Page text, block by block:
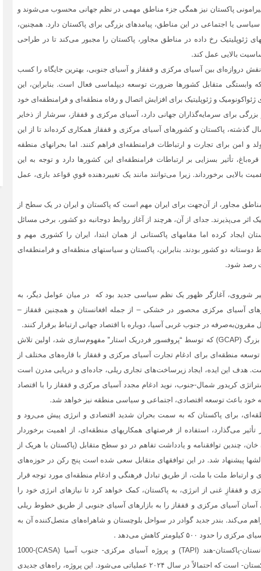
پاکستان نیز همگی جزء مناطق مهمی در نظم جهانی محسوب می‌‏شوند و
یا اجتماعی در این مناطق، پیامدهای بزرگی برای پاکستان دارد. همچنین،
ژئوپلیتیک رخ داده در مناطق مجاور، پاکستان را مجبور می‏‌کند تا در طراحی
بالایی عمل کند.
نقش دروازه‌ای بین آسیای مرکزی و قفقاز و آسیای جنوبی، بهترین جایگاه را کسب
وابستگی متقابل کشورها ضرورت توسعه دیپلماسی فعال است. بنابراین، این
ژئواکونومیک و ژئوپلیتیک برای افزایش اتصال و رفاه منطقه‌ای و فرامنطقه‏‌ای خود
برای سرمایه‌گذاران جهانی دارد، آسیای مرکزی و قفقاز، سرشار از ذخایر
گذشته، پاکستان و کشورهای آسیای مرکزی و قفقاز همکاری کرده‌اند تا از این
و امن برای تجارت و ارتباطات فرامنطقه‌ای فراهم کنند. اما بحران‏های منطقه
تأثیر بسزایی بر ارتباطات فرامنطقه‌ای این کشورها دارد و توجه به این
بالایی برخورداند. زیرا می‌‏توانند مانند یک تغییردهنده قویِ قواعد بازی، عمل
مجاور، از آن‌جهت برای ایران مهم است که پاکستان و ایران در یک سطح از
اثر می‏‌پذیرند. جدای از آن، هرچند از آغاز روابط دوجانبه دو کشور، برخی مسائل
ایجاد کرده اما مقامهای پاکستانی از همان ابتدا، ایران را کشوری مهم و
دوستانه دو کشور بودند. بنابراین، پاکستان و سیاست‏های منطقه‌ای و فرامنطقه‌ای
رصد شود.
شوروی، آغازگر ظهور یک نظم سیاسی جدید بود که در میان عوامل دیگر، به
آسیای مرکزی محصور در خشکی – از جمله افغانستان و همچنین قفقاز –
در جنوب غربی آسیا، دوباره با اقتصاد جهانی ارتباط برقرار کنند.
بنابراین، ایده همکاری آسیای مرکزی بزرگ (GCAP) که توسط “پروفسور فردریک استار” مفهوم‌سازی شد، اولین تلاش
منطقه‌ای برای ادغام تجارت آسیای مرکزی و قفقاز با قاره‏‌های مختلف از
این ایده، ایجاد زیرساخت‌های تجاری ریلی، جاده‌ای و دریایی مدرن است
کریدور شمال-جنوب، نوید ادغام مجدد آسیای مرکزی و قفقاز را با اقتصاد
خود باعث توسعه اقتصادی، اجتماعی و سیاسی منطقه‌ نیز خواهد شد.
برای پاکستان که به سمت بحران شدید اقتصادی و انرژی پیش می‏‌رود و
می‏‌گذارد، استفاده از فرصت‏های همکاری‏های منطقه‌ای، از اهمیت برخوردار
چندین توافقنامه و یادداشت تفاهم در دو سطح متقابل (پاکستان با هریک از
پیشنهاد شد. در این توافق‏های متقابل سعی شده است پنج رکن در حوزه‏‌های
و ارتباط ملت با ملت، از طریق تبادل فرهنگی و ادغام منطقه‌ای مورد توجه قرار
و قفقازِ غنی از انرژی، به پاکستان، کمک خواهد کرد تا نیازهای انرژی خود را
آسیای مرکزی و قفقاز را به بازارهای آسیای جنوبی از طریق خطوط ریلی
می‏‌کند. بندر جدید گوادر در سواحل بلوچستان و شاهراه‏‌های متصل‌کننده آن به
۵۰۰ کیلومتر کاهش می‏‌دهد .
پروژه خط لوله گاز ترکمنستان-افغانستان-پاکستان-هند (TAPI) و پروژه آسیای مرکزی- جنوب آسیا (CASA)-1000
مهم‌ترین پروژه‌‏های انرژی دوجانبه پاکستان- است که احتمالاً در سال ۲۰۲۴ عملیاتی می‏‌شود. این پروژه، راه‌‏های جدیدی